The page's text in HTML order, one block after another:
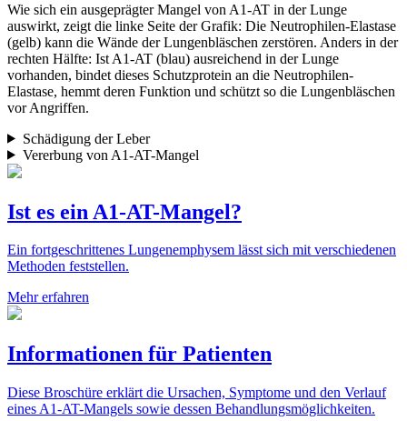
Wie sich ein ausgeprägter Mangel von A1-AT in der Lunge
auswirkt, zeigt die linke Seite der Grafik: Die Neutrophilen-Elastase
(gelb) kann die Wände der Lungenbläschen zerstören. Anders in der
rechten Hälfte: Ist A1-AT (blau) ausreichend in der Lunge
vorhanden, bindet dieses Schutzprotein an die Neutrophilen-
Elastase, hemmt deren Funktion und schützt so die Lungenbläschen
vor Angriffen.
Schädigung der Leber
Vererbung von A1-AT-Mangel
Ist es ein A1-AT-Mangel?
Ein fortgeschrittenes Lungenemphysem lässt sich mit verschiedenen
Methoden feststellen.
Mehr erfahren
Informationen für Patienten
Diese Broschüre erklärt die Ursachen, Symptome und den Verlauf
eines A1-AT-Mangels sowie dessen Behandlungsmöglichkeiten.